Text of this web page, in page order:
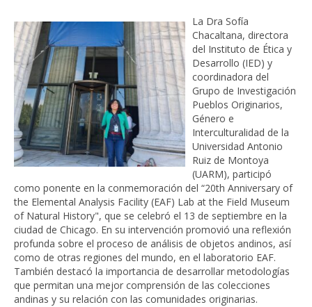
La Dra Sofía
Chacaltana, directora
del Instituto de Ética y
Desarrollo (IED) y
coordinadora del
Grupo de Investigación
Pueblos Originarios,
Género e
Interculturalidad de la
Universidad Antonio
Ruiz de Montoya
(UARM), participó
como ponente en la conmemoración del “20th Anniversary of
the Elemental Analysis Facility (EAF) Lab at the Field Museum
of Natural History", que se celebró el 13 de septiembre en la
ciudad de Chicago. En su intervención promovió una reflexión
profunda sobre el proceso de análisis de objetos andinos, así
como de otras regiones del mundo, en el laboratorio EAF.
También destacó la importancia de desarrollar metodologías
que permitan una mejor comprensión de las colecciones
andinas y su relación con las comunidades originarias.